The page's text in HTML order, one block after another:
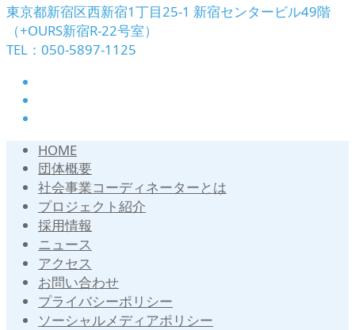
東京都新宿区西新宿1丁目25-1 新宿センタービル49階
（+OURS新宿R-22号室）
TEL：050-5897-1125
HOME
団体概要
社会事業コーディネーターとは
プロジェクト紹介
採用情報
ニュース
アクセス
お問い合わせ
プライバシーポリシー
ソーシャルメディアポリシー